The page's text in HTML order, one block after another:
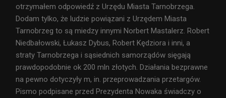
otrzymałem odpowiedź z Urzędu Miasta Tarnobrzega.
Dodam tylko, że ludzie powiązani z Urzędem Miasta
Tarnobrzeg to są miedzy innymi Norbert Mastalerz. Robert
Niedbałowski, Łukasz Dybus, Robert Kędziora i inni, a
straty Tarnobrzega i sąsiednich samorządów sięgają
prawdopodobnie ok 200 mln złotych. Działania bezprawne
na pewno dotyczyły m, in. przeprowadzania przetargów.
Pismo podpisane przed Prezydenta Nowaka świadczy o